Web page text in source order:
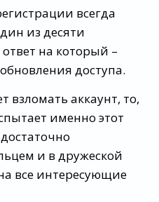
всегда
из десяти
на который –
доступа.
взломать аккаунт, то,
именно этот
и в дружеской
все интересующие